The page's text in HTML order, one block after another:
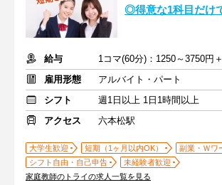
◎得意な1科目だけ
給与
1コマ(60分)：1250～3750円
雇用形態
アルバイト・パート
シフト
週1日以上 1日1時間以上
アクセス
六本松駅
大学生歓迎 短期（1ヶ月以内OK）
副業・Ｗワ
シフト自由・自己申告
未経験者歓迎
家庭教師のトライの求人一覧を見る